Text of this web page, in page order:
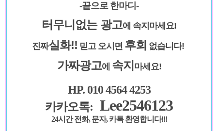
-끝으로 한마디-
터무니없는 광고에 속지마세요!
진짜실화!! 믿고 오시면 후회 없습니다!
가짜광고에 속지 마세요!
HP. 010 4564 4253
카카오톡: Lee2546123
24시간 전화, 문자, 카톡 환영합니다!!!